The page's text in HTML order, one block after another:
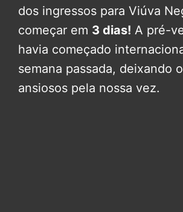
dos ingressos para Viúva
começar em 3 dias! A pré-
havia começado
semana passada, deixando
ansiosos pela nossa vez.